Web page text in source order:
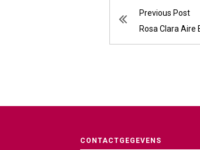
Previous Post
Rosa Clara Aire
CONTACTGEGEVENS